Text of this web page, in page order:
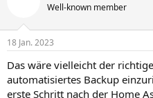
Well-known member
18 Jan. 2023
Das wäre vielleicht der
automatisiertes Backup
erste Schritt nach der Home